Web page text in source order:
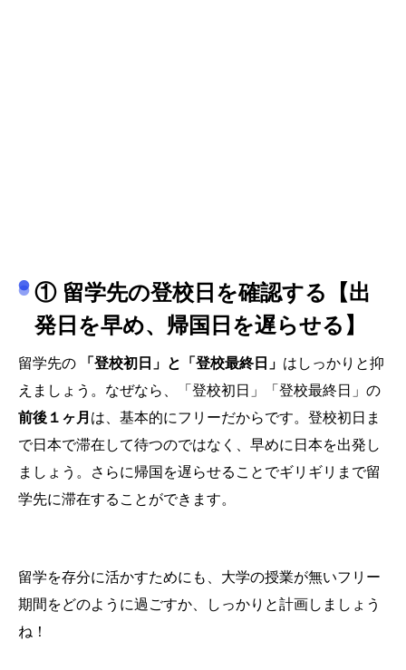
① 留学先の登校日を確認する【出
発日を早め、帰国日を遅らせる】
留学先の 「登校初日」と「登校最終日」 はしっかりと抑
えましょう。なぜなら、「登校初日」「登校最終日」の
前後１ヶ月は、基本的にフリーだからです。登校初日ま
で日本で滞在して待つのではなく、早めに日本を出発し
ましょう。さらに帰国を遅らせることでギリギリまで留
学先に滞在することができます。
留学を存分に活かすためにも、大学の授業が無いフリー
期間をどのように過ごすか、しっかりと計画しましょう
ね！